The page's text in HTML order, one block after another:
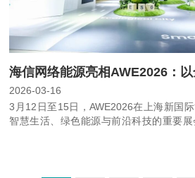
2026-03-16
3月12日至15日，AWE2026在上海新国
智慧生活、绿色能源与前沿科技的重要展